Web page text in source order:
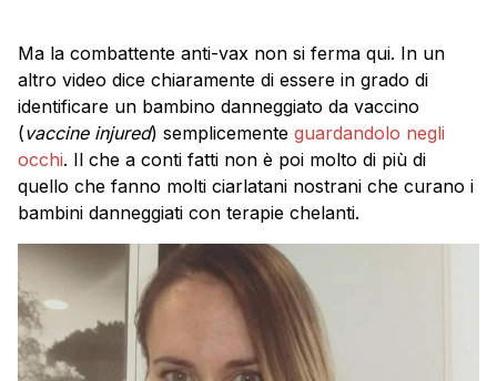
Ma la combattente anti-vax non si ferma qui. In un
altro video dice chiaramente di essere in grado di
identificare un bambino danneggiato da vaccino
(vaccine injured) semplicemente guardandolo negli
occhi. Il che a conti fatti non è poi molto di più di
quello che fanno molti ciarlatani nostrani che curano i
bambini danneggiati con terapie chelanti.